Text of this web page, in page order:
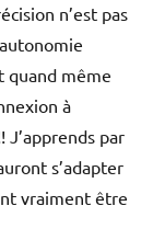
n’est pas
quand même
à
J’apprends par
s’adapter
vraiment être